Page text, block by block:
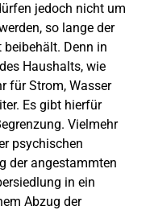
jedoch nicht um
so lange der
Denn in
Haushalts, wie
für Strom, Wasser
Es gibt hierfür
Vielmehr
psychischen
der angestammten
in ein
Abzug der